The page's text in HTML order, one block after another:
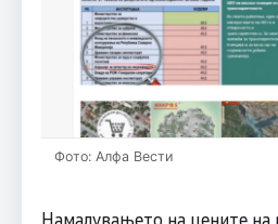
Фото: Алфа Вести
Намалувањето на цените на